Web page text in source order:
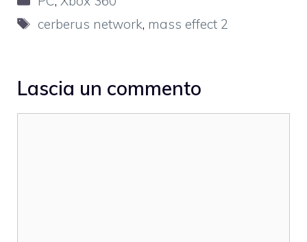
Tag
cerberus network, mass effect 2
Lascia un commento